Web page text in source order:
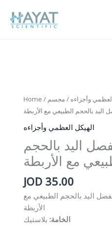
content
Home / وأجزاءه / مجسم
اليد بالحجم الطبيعي مع الأربطة
الهيكل العظمي وأجزاءه
اليد بالحجم
مع الأربطة
JOD 35.00
اليد بالحجم الطبيعي مع
الأربطة
الخامة: بلاستيك